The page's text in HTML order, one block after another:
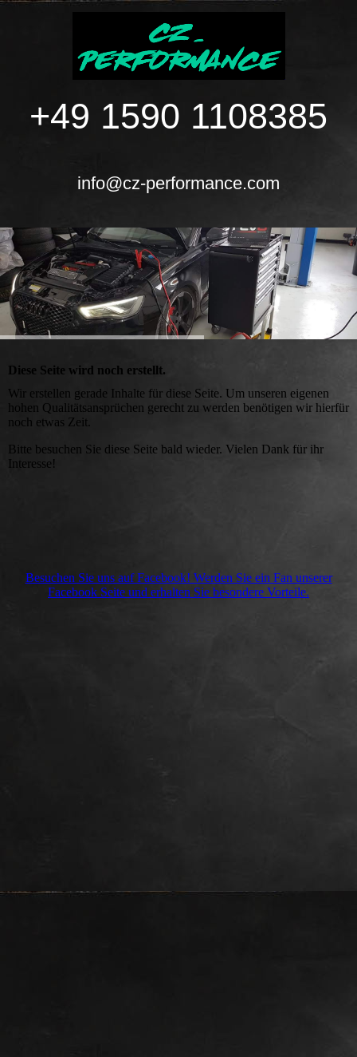
+49 1590 1108385
info@cz-performance.com
Diese Seite wird noch erstellt.
Wir erstellen gerade Inhalte für diese Seite. Um unseren eigenen
hohen Qualitätsansprüchen gerecht zu werden benötigen wir hierfür
noch etwas Zeit.
Bitte besuchen Sie diese Seite bald wieder. Vielen Dank für ihr
Interesse!
Besuchen Sie uns auf Facebook! Werden Sie ein Fan unserer
Facebook Seite und erhalten Sie besondere Vorteile.